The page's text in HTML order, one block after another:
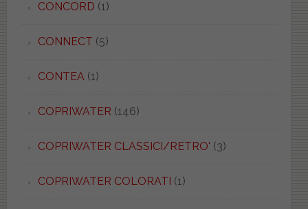
CONCORD (1)
CONNECT (5)
CONTEA(1)
COPRIWATER (146)
COPRIWATER CLASSICI/RETRO' (3)
COPRIWATER COLORATI (1)